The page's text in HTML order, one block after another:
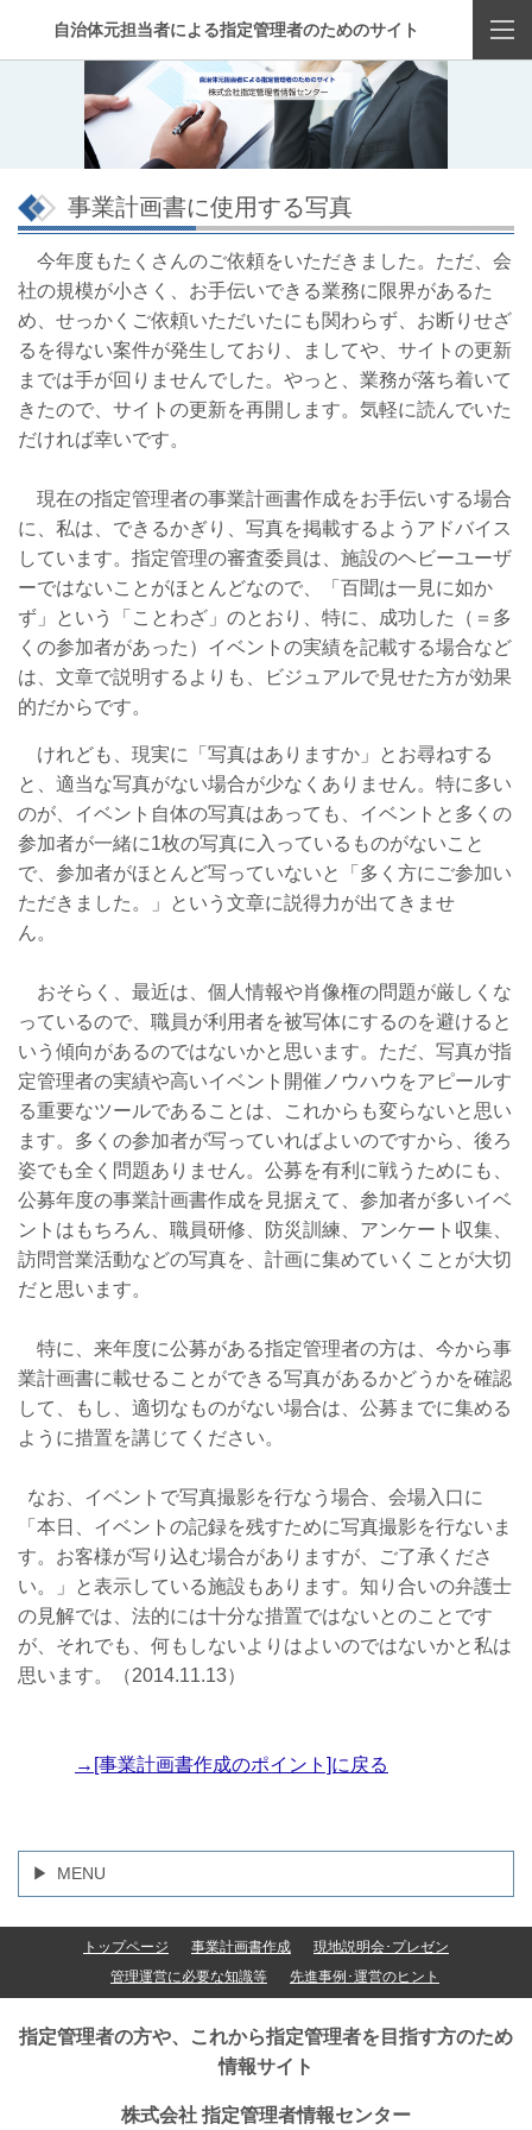
自治体元担当者による指定管理者のためのサイト
事業計画書に使用する写真
今年度もたくさんのご依頼をいただきました。ただ、会
社の規模が小さく、お手伝いできる業務に限界があるた
め、せっかくご依頼いただいたにも関わらず、お断りせざ
るを得ない案件が発生しており、ましてや、サイトの更新
までは手が回りませんでした。やっと、業務が落ち着いて
きたので、サイトの更新を再開します。気軽に読んでいた
だければ幸いです。
現在の指定管理者の事業計画書作成をお手伝いする場合
に、私は、できるかぎり、写真を掲載するようアドバイス
しています。指定管理の審査委員は、施設のヘビーユーザ
ーではないことがほとんどなので、「百聞は一見に如か
ず」という「ことわざ」のとおり、特に、成功した（＝多
くの参加者があった）イベントの実績を記載する場合など
は、文章で説明するよりも、ビジュアルで見せた方が効果
的だからです。
けれども、現実に「写真はありますか」とお尋ねする
と、適当な写真がない場合が少なくありません。特に多い
のが、イベント自体の写真はあっても、イベントと多くの
参加者が一緒に1枚の写真に入っているものがないこと
で、参加者がほとんど写っていないと「多く方にご参加い
ただきました。」という文章に説得力が出てきませ
ん。
おそらく、最近は、個人情報や肖像権の問題が厳しくな
っているので、職員が利用者を被写体にするのを避けると
いう傾向があるのではないかと思います。ただ、写真が指
定管理者の実績や高いイベント開催ノウハウをアピールす
る重要なツールであることは、これからも変らないと思い
ます。多くの参加者が写っていればよいのですから、後ろ
姿でも全く問題ありません。公募を有利に戦うためにも、
公募年度の事業計画書作成を見据えて、参加者が多いイベ
ントはもちろん、職員研修、防災訓練、アンケート収集、
訪問営業活動などの写真を、計画に集めていくことが大切
だと思います。
特に、来年度に公募がある指定管理者の方は、今から事
業計画書に載せることができる写真があるかどうかを確認
して、もし、適切なものがない場合は、公募までに集める
ように措置を講じてください。
なお、イベントで写真撮影を行なう場合、会場入口に
「本日、イベントの記録を残すために写真撮影を行ないま
す。お客様が写り込む場合がありますが、ご了承くださ
い。」と表示している施設もあります。知り合いの弁護士
の見解では、法的には十分な措置ではないとのことです
が、それでも、何もしないよりはよいのではないかと私は
思います。（2014.11.13）
→[事業計画書作成のポイント]に戻る
MENU
トップページ 事業計画書作成
現地説明会･プレゼン
管理運営に必要な知識等
先進事例･運営のヒント
指定管理者の方や、これから指定管理者を目指す方のため
情報サイト
株式会社 指定管理者情報センター